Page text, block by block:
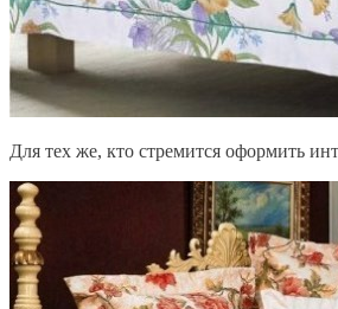
Для тех же, кто стремится оформить